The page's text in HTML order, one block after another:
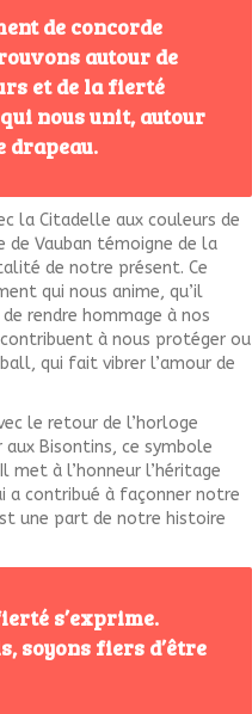
de concorde
autour de
et de la fierté
nous unit, autour
drapeau.
la Citadelle aux couleurs de
de Vauban témoigne de la
de notre présent. Ce
qui nous anime, qu’il
rendre hommage à nos
à nous protéger ou
qui fait vibrer l’amour de
le retour de l’horloge
Bisontins, ce symbole
met à l’honneur l’héritage
a contribué à façonner notre
une part de notre histoire
s’exprime.
soyons fiers d’être